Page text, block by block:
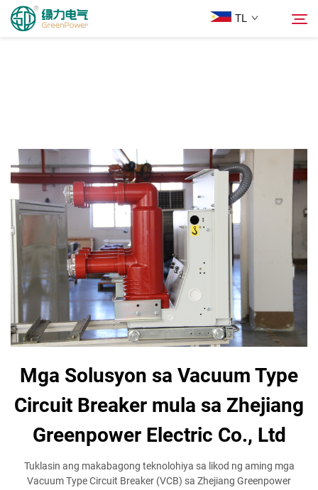
TL
Tungkol Sa Amin
Mga Solusyon
Ilagay
Makipag-ugnayan sa Amin
Mga Solusyon sa Vacuum Type
Circuit Breaker mula sa Zhejiang
Greenpower Electric Co., Ltd
Tuklasin ang makabagong teknolohiya sa likod ng aming mga
Vacuum Type Circuit Breaker (VCB) sa Zhejiang Greenpower